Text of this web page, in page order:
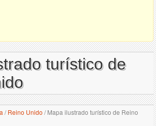
turístico de
/ Reino Unido /Mapa ilustrado turístico de Reino